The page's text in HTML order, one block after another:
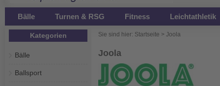
Bälle Turnen & RSG Fitness Leichtathletik
Kategorien
Bälle
Ballsport
Sie sind hier: Startseite > Joola
Joola